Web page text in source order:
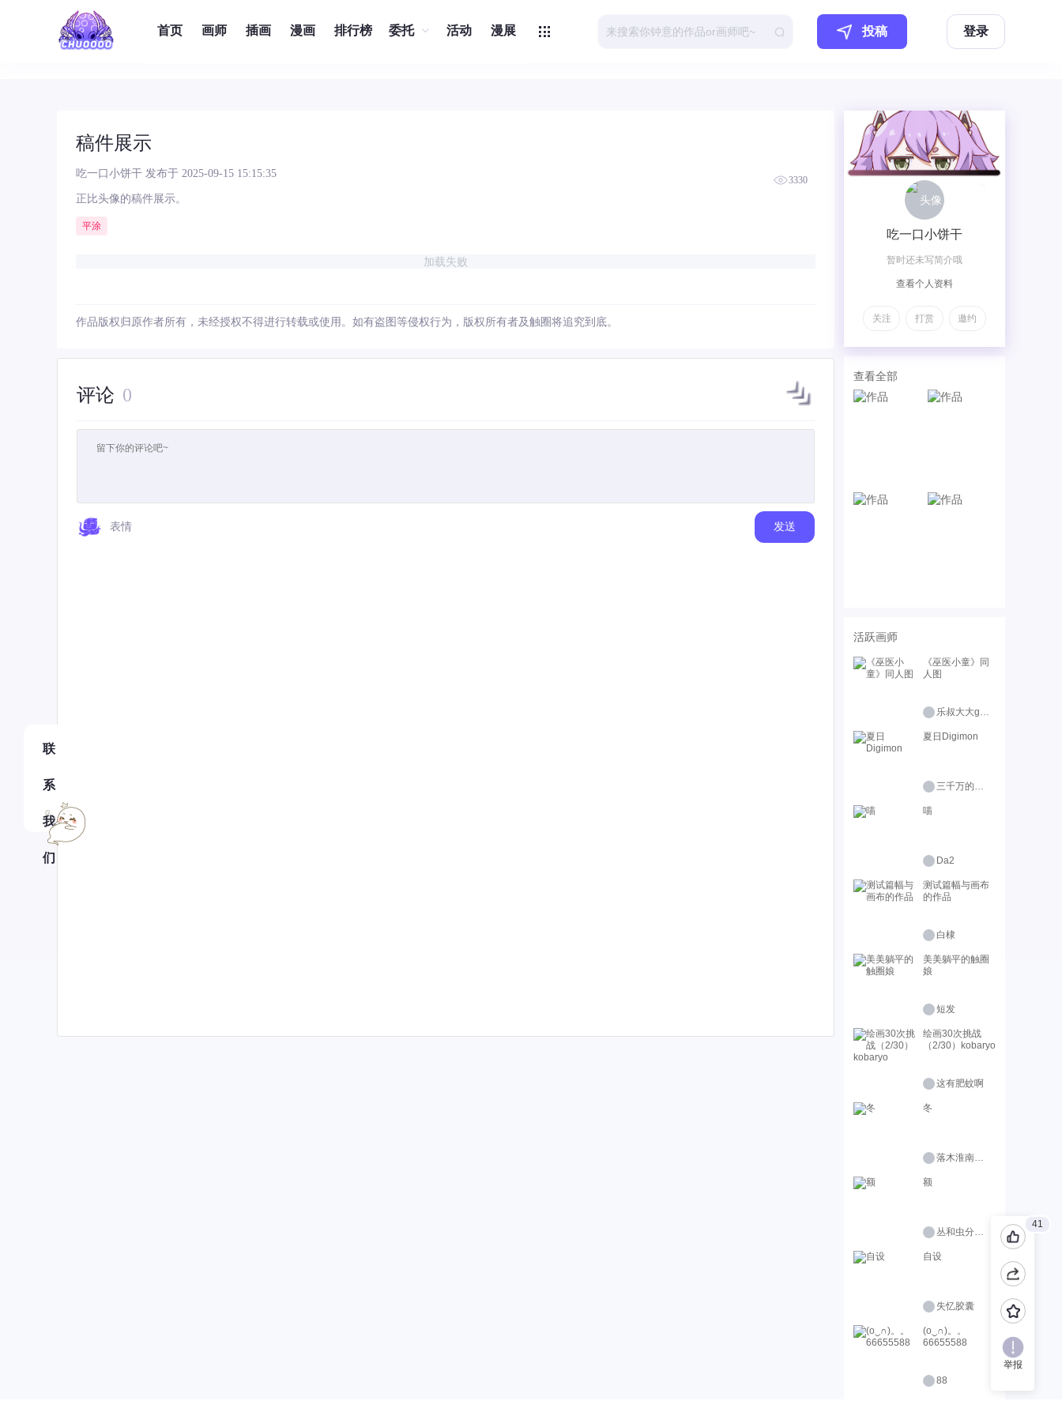
首页 画师 插画 漫画 排行榜 委托 活动 漫展 投稿 登录
稿件展示
吃一口小饼干 发布于 2025-09-15 15:15:35
3330
正比头像的稿件展示。
平涂
加载失败
作品版权归原作者所有，未经授权不得进行转载或使用。如有盗图等侵权行为，版权所有者及触圈将追究到底。
评论 0
表情 发送
吃一口小饼干
暂时还未写简介哦
查看个人资料
关注 打赏 邀约
查看全部
活跃画师
《巫医小童》同
人图
乐叔大大genius
夏日Digimon
三千万的柠檬精
喵
Da2
测试篇幅与画布
的作品
白棣
美美躺平的触圈
娘
短发
绘画30次挑战
（2/30）kobaryo
这有肥蚊啊
冬
落木淮南（接稿）
额
丛和虫分清楚点啊
自设
失忆胶囊
(o‿∩)。。
66655588
88
41
举报
联
系
我
们